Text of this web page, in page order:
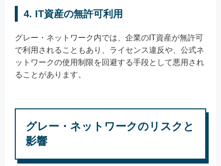
4. IT資産の無許可利用
グレー・ネットワーク内では、企業のIT資産が無許可
で利用されることもあり、ライセンス違反や、公式ネ
ットワークの使用制限を回避する手段として悪用され
ることがあります。
グレー・ネットワークのリスクと
影響